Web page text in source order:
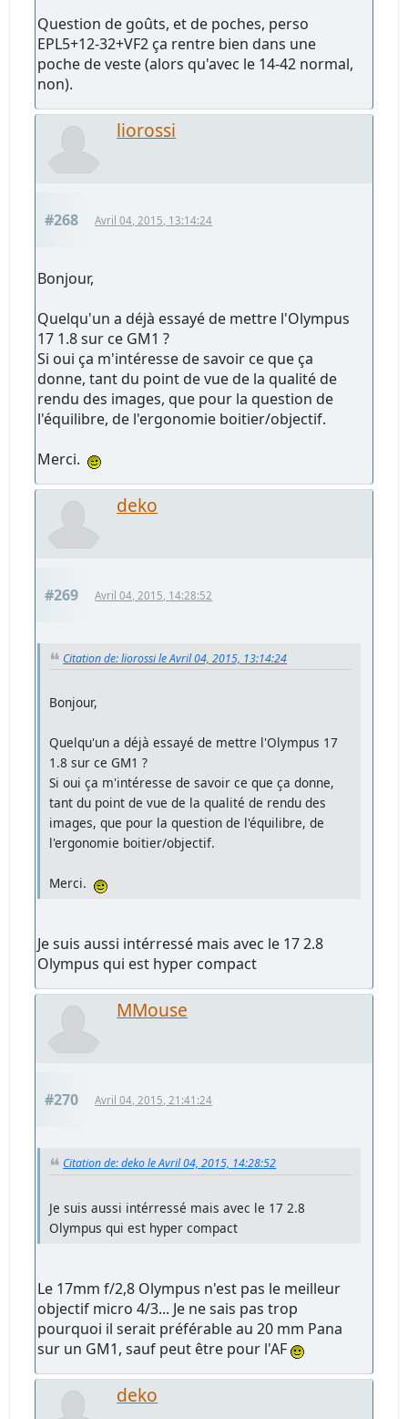
Question de goûts, et de poches, perso
EPL5+12-32+VF2 ça rentre bien dans une
poche de veste (alors qu'avec le 14-42 normal,
non).
liorossi
#268 Avril 04, 2015, 13:14:24
Bonjour,
Quelqu'un a déjà essayé de mettre l'Olympus
17 1.8 sur ce GM1 ?
Si oui ça m'intéresse de savoir ce que ça
donne, tant du point de vue de la qualité de
rendu des images, que pour la question de
l'équilibre, de l'ergonomie boitier/objectif.
Merci.
deko
#269 Avril 04, 2015, 14:28:52
Citation de: liorossi le Avril 04, 2015, 13:14:24
Bonjour,
Quelqu'un a déjà essayé de mettre l'Olympus 17
1.8 sur ce GM1 ?
Si oui ça m'intéresse de savoir ce que ça donne,
tant du point de vue de la qualité de rendu des
images, que pour la question de l'équilibre, de
l'ergonomie boitier/objectif.
Merci.
Je suis aussi intérressé mais avec le 17 2.8
Olympus qui est hyper compact
MMouse
#270 Avril 04, 2015, 21:41:24
Citation de: deko le Avril 04, 2015, 14:28:52
Je suis aussi intérressé mais avec le 17 2.8
Olympus qui est hyper compact
Le 17mm f/2,8 Olympus n'est pas le meilleur
objectif micro 4/3... Je ne sais pas trop
pourquoi il serait préférable au 20 mm Pana
sur un GM1, sauf peut être pour l'AF
deko